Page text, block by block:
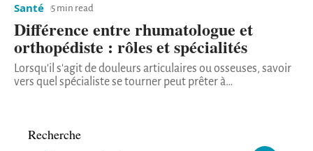
Santé 5 min read
Différence entre rhumatologue et
orthopédiste : rôles et spécialités
Lorsqu'il s'agit de douleurs articulaires ou osseuses, savoir
vers quel spécialiste se tourner peut prêter à…
Recherche